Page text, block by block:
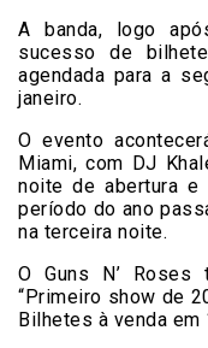
A banda, logo
sucesso de
agendada para a
janeiro.
O evento
Miami, com DJ
noite de abertura
período do ano
na terceira noite.
O Guns N’ Roses
“Primeiro show de
Bilhetes à venda em